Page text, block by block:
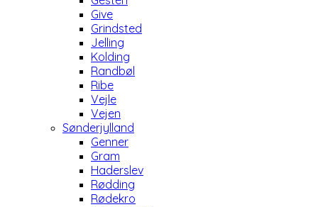
Give
Grindsted
Jelling
Kolding
Randbøl
Ribe
Vejle
Vejen
Sønderjylland
Genner
Gram
Haderslev
Rødding
Rødekro